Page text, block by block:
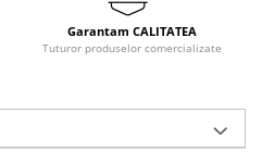
Garantam CALITATEA
Tuturor produselor comercializate